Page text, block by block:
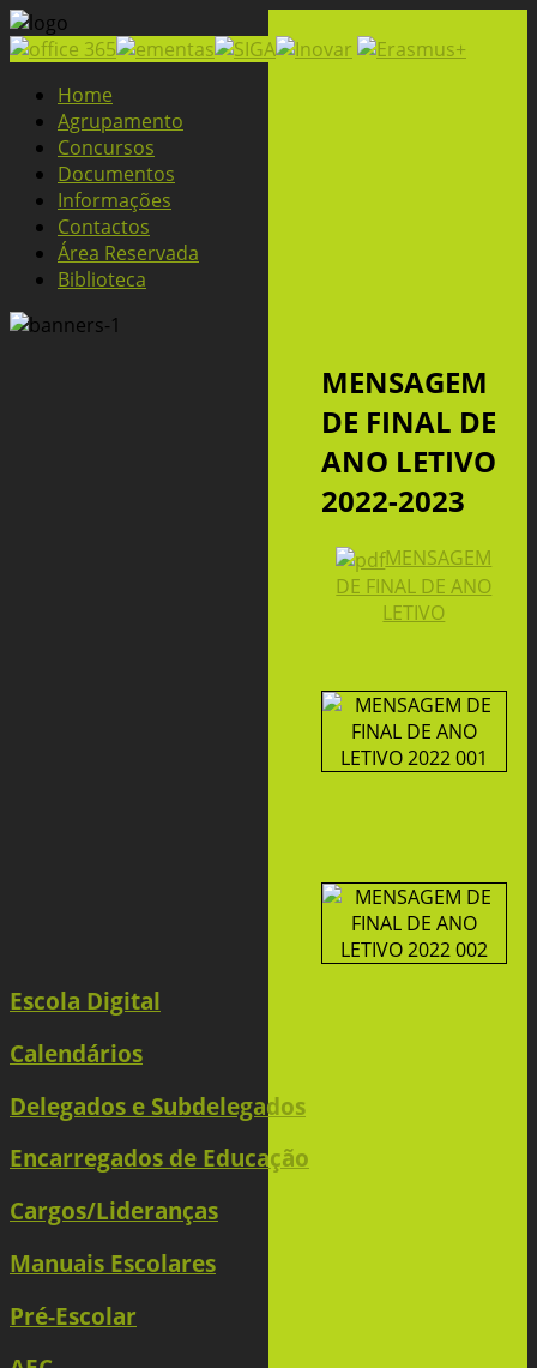
Home
Agrupamento
Concursos
Documentos
Informações
Contactos
Área Reservada
Biblioteca
MENSAGEM
DE FINAL DE
ANO LETIVO
2022-2023
MENSAGEM
DE FINAL DE ANO
LETIVO
Escola Digital
Calendários
Delegados e Subdelegados
Encarregados de Educação
Cargos/Lideranças
Manuais Escolares
Pré-Escolar